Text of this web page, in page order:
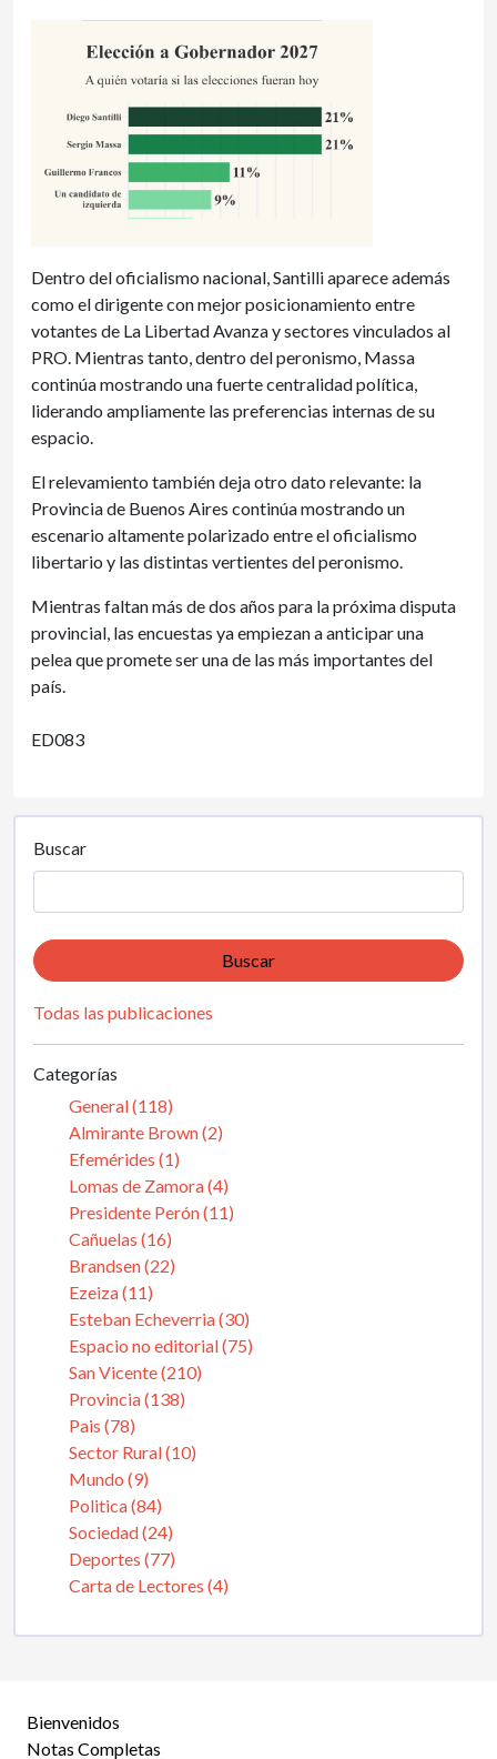
Dentro del oficialismo nacional, Santilli aparece además
como el dirigente con mejor posicionamiento entre
votantes de La Libertad Avanza y sectores vinculados al
PRO. Mientras tanto, dentro del peronismo, Massa
continúa mostrando una fuerte centralidad política,
liderando ampliamente las preferencias internas de su
espacio.
El relevamiento también deja otro dato relevante: la
Provincia de Buenos Aires continúa mostrando un
escenario altamente polarizado entre el oficialismo
libertario y las distintas vertientes del peronismo.
Mientras faltan más de dos años para la próxima disputa
provincial, las encuestas ya empiezan a anticipar una
pelea que promete ser una de las más importantes del
país.
ED083
Buscar
Buscar
Todas las publicaciones
Categorías
General (118)
Almirante Brown (2)
Efemérides (1)
Lomas de Zamora (4)
Presidente Perón (11)
Cañuelas (16)
Brandsen (22)
Ezeiza (11)
Esteban Echeverria (30)
Espacio no editorial (75)
San Vicente (210)
Provincia (138)
Pais (78)
Sector Rural (10)
Mundo (9)
Politica (84)
Sociedad (24)
Deportes (77)
Carta de Lectores (4)
Bienvenidos
Notas Completas